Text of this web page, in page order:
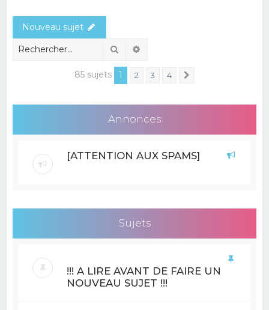
Nouveau sujet
Rechercher
85 sujets 1 2 3 4
Annonces
[ATTENTION AUX SPAMS]
Sujets
!!! A LIRE AVANT DE FAIRE UN
NOUVEAU SUJET !!!